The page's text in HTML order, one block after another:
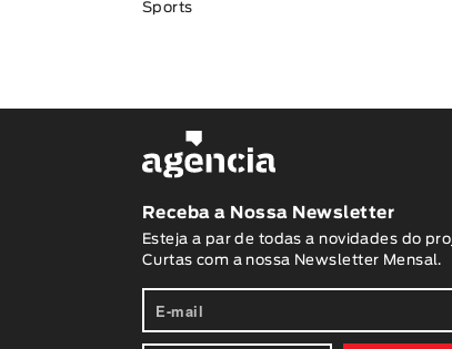
Sports
Receba a Nossa Newsletter
Esteja a par de todas a novidades do
Curtas com a nossa Newsletter Mensal.